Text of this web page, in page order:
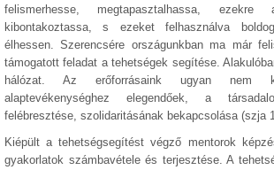
felismerhesse, megtapasztalhassa, ezekre
kibontakoztassa, s ezeket felhasználva
élhessen. Szerencsére országunkban ma már
támogatott feladat a tehetségek segítése.
hálózat. Az erőforrásaink ugyan nem
alaptevékenységhez elegendőek, a
felébresztése, szolidaritásának bekapcsolása (szja
Kiépült a tehetségsegítést végző mentorok
gyakorlatok számbavétele és terjesztése. A